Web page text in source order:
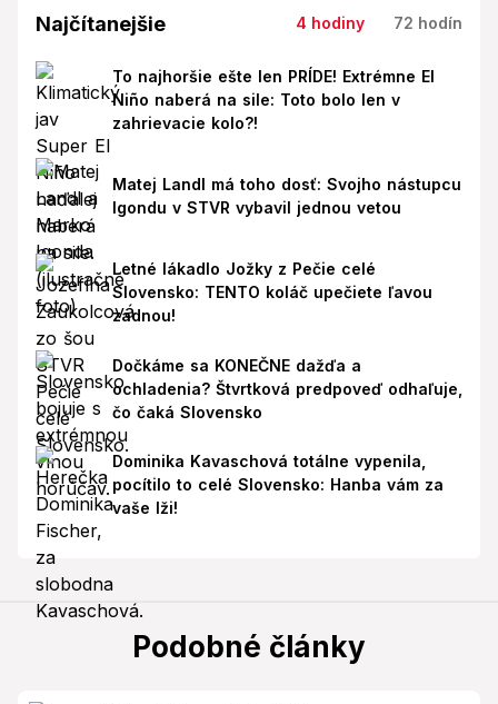
Najčítanejšie 4 hodiny 72 hodín
To najhoršie ešte len PRÍDE! Extrémne El
Niño naberá na sile: Toto bolo len v
zahrievacie kolo?!
Matej Landl má toho dosť: Svojho nástupcu
Igondu v STVR vybavil jednou vetou
Letné lákadlo Jožky z Pečie celé
Slovensko: TENTO koláč upečiete ľavou
zadnou!
Dočkáme sa KONEČNE dažďa a
ochladenia? Štvrtková predpoveď odhaľuje,
čo čaká Slovensko
Dominika Kavaschová totálne vypenila,
pocítilo to celé Slovensko: Hanba vám za
vaše lži!
Podobné články